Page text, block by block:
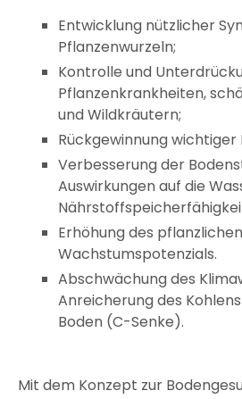
Entwicklung nützlicher
Pflanzenwurzeln;
Kontrolle und
Pflanzenkrankheiten,
und Wildkräutern;
Rückgewinnung
Verbesserung der
Auswirkungen auf die
Erhöhung des pflanzlichen
Wachstumspotenzials.
Abschwächung des
Anreicherung des
Boden (C-Senke).
Mit dem Konzept zur